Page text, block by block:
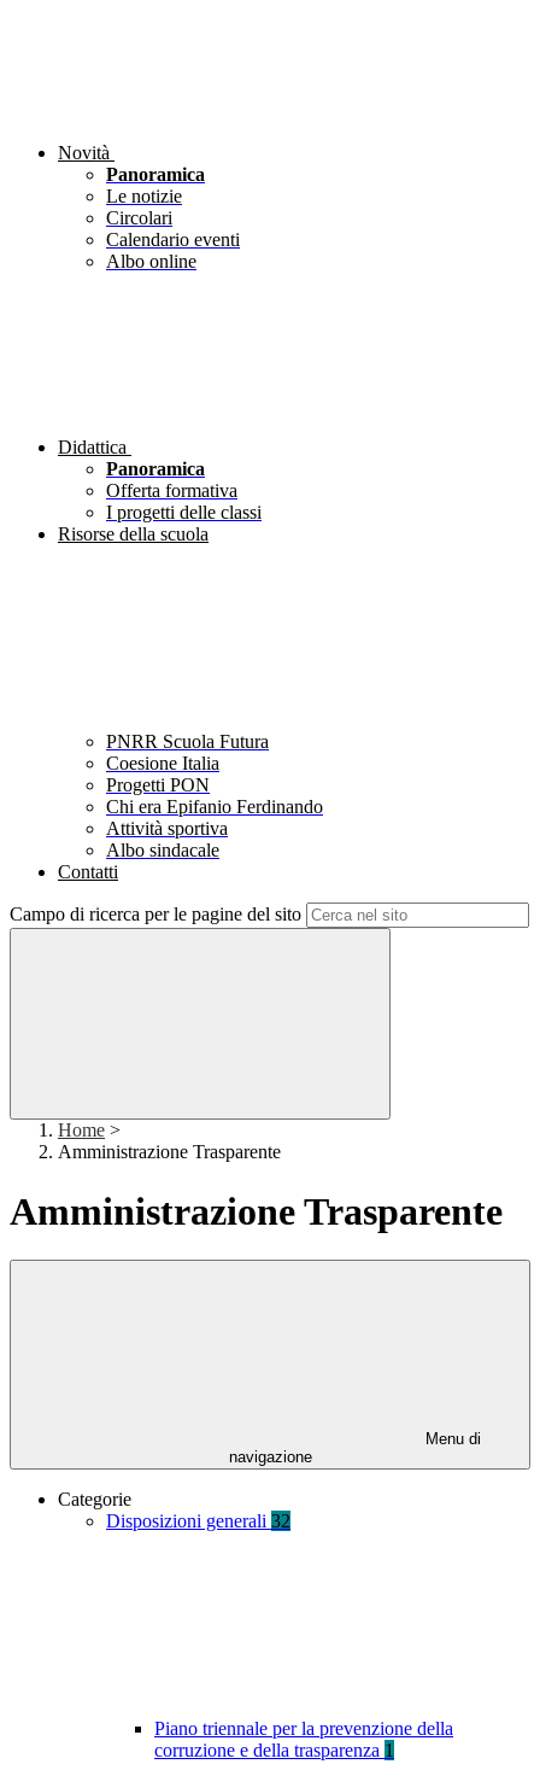
Novità
Panoramica
Le notizie
Circolari
Calendario eventi
Albo online
Didattica
Panoramica
Offerta formativa
I progetti delle classi
Risorse della scuola
PNRR Scuola Futura
Coesione Italia
Progetti PON
Chi era Epifanio Ferdinando
Attività sportiva
Albo sindacale
Contatti
Campo di ricerca per le pagine del sito
Home >
Amministrazione Trasparente
Amministrazione Trasparente
Menu di
navigazione
Categorie
Disposizioni generali 32
Piano triennale per la prevenzione della
corruzione e della trasparenza 1